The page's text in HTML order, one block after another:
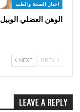
اخبار الصحة والطب
الوهن العضلي الوبيل
NEXT
LEAVE A REPLY